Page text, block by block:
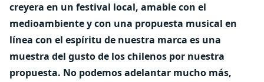
creyera en un festival local, amable con el
medioambiente y con una propuesta musical en
línea con el espíritu de nuestra marca es una
muestra del gusto de los chilenos por nuestra
propuesta. No podemos adelantar mucho más,